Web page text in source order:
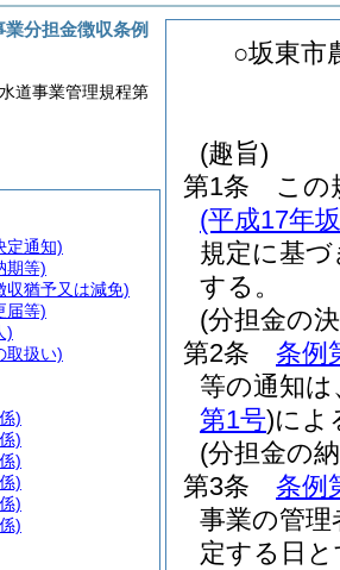
○坂東市
(趣旨)
第1条
この
(平成17年
規定に基づ
する。
(分担金の
第2条
条例
等の通知は
第1号)によ
(分担金の
第3条
条例
事業の管
定する日
分担金徴収条例
道事業管理規程第
定通知)
期等)
収猶予又は減免)
届等)
)
取扱い)
)
)
)
)
)
)